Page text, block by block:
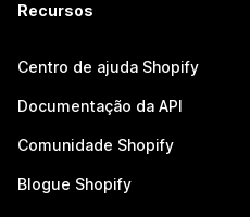
Recursos
Centro de ajuda Shopify
Documentação da API
Comunidade Shopify
Blogue Shopify